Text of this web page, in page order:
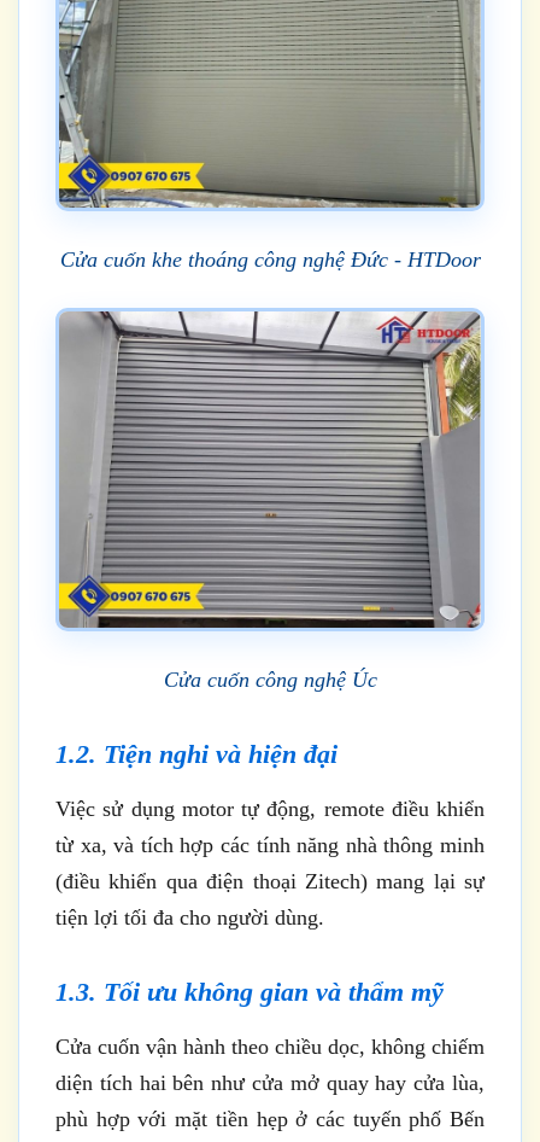
Cửa cuốn khe thoáng công nghệ Đức - HTDoor
Cửa cuốn công nghệ Úc
1.2. Tiện nghi và hiện đại
Việc sử dụng motor tự động, remote điều khiển
từ xa, và tích hợp các tính năng nhà thông minh
(điều khiển qua điện thoại Zitech) mang lại sự
tiện lợi tối đa cho người dùng.
1.3. Tối ưu không gian và thẩm mỹ
Cửa cuốn vận hành theo chiều dọc, không chiếm
diện tích hai bên như cửa mở quay hay cửa lùa,
phù hợp với mặt tiền hẹp ở các tuyến phố Bến